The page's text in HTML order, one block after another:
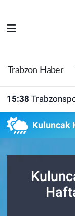
Trabzon Haber
15:38
Kuluncak
Trabzon
Yazarlar
Perde
Trabzon
Trabzon
Tüm
Son